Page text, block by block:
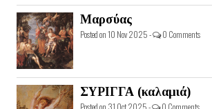
Μαρσύας
Posted on 10 Nov 2025 - 0 Comments
ΣΥΡΙΓΓΑ (καλαμιά)
Posted on 31 Oct 2025 - 0 Comments